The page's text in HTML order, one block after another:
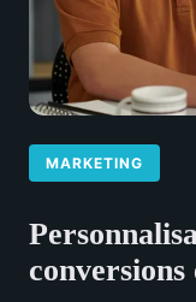
MARKETING